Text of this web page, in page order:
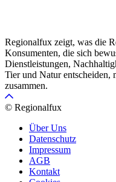
Regionalfux zeigt, was die
Konsumenten, die sich
Dienstleistungen,
Tier und Natur entscheiden,
zusammen.
© Regionalfux
Über Uns
Datenschutz
Impressum
AGB
Kontakt